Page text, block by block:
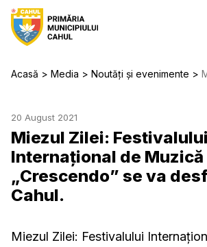
Acasă Media Noutăți și evenimente
20 August 2021
Miezul Zilei: Festivalului
Internaţional de Muzică
„Crescendo” se va
Cahul.
Miezul Zilei: Festivalului